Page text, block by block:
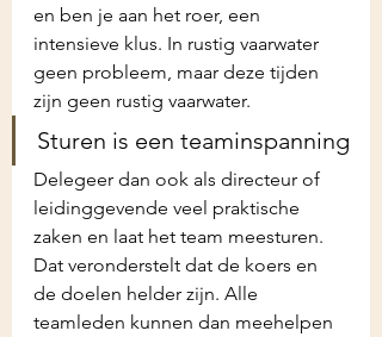
en ben je aan het roer, een
intensieve klus. In rustig vaarwater
geen probleem, maar deze tijden
zijn geen rustig vaarwater.
Sturen is een teaminspanning
Delegeer dan ook als directeur of
leidinggevende veel praktische
zaken en laat het team meesturen.
Dat veronderstelt dat de koers en
de doelen helder zijn. Alle
teamleden kunnen dan meehelpen